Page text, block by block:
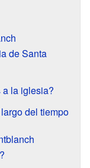
de Santa
a la iglesia?
del tiempo